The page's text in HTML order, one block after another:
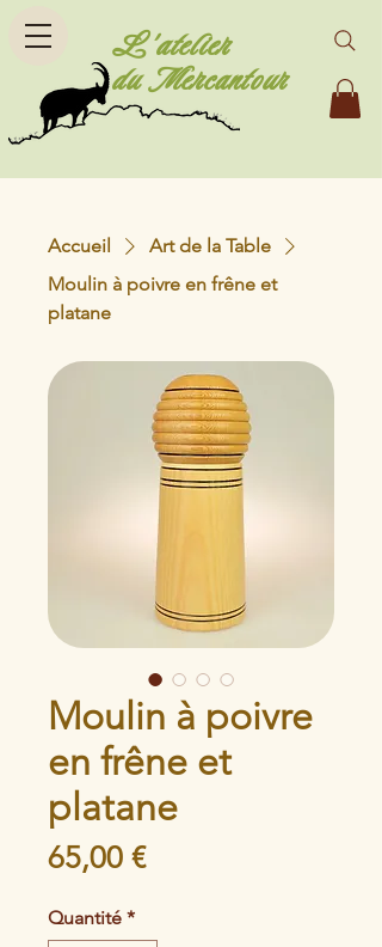
L'atelier
du Mercantour
Accueil
Art de la Table
Moulin à poivre en frêne et
platane
Moulin à poivre
en frêne et
platane
65,00 €Prix
Quantité *